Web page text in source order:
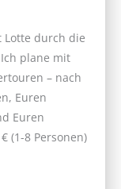
Lotte durch die
plane mit
– nach
Euren
Euren
(1-8 Personen)